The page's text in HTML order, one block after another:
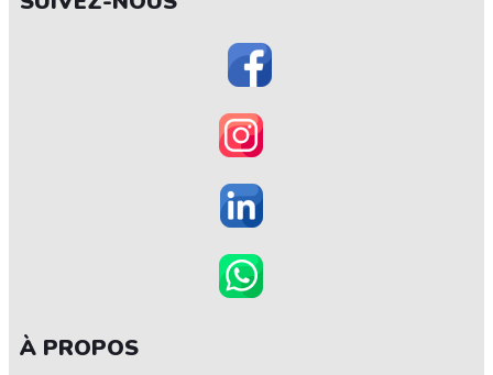
À PROPOS